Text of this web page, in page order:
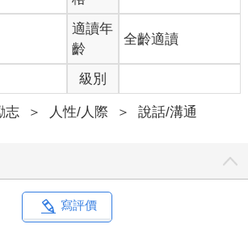
說我心狠，但我從不會因此感到不悅，
也並非為博取獲得他人的評價，更不是追求
是我堅信著，若想達到目標，就必須付出對
歸咎環境不好的時間，通通用來更專注於打
。
，小學四年級時的夢想是當運動員，想
迷於讓我備感幸福的籃球，後來也組成球
適讀年
齡
全齡適讀
級別
志 ＞ 人性/人際 ＞ 說話/溝通
寫評價